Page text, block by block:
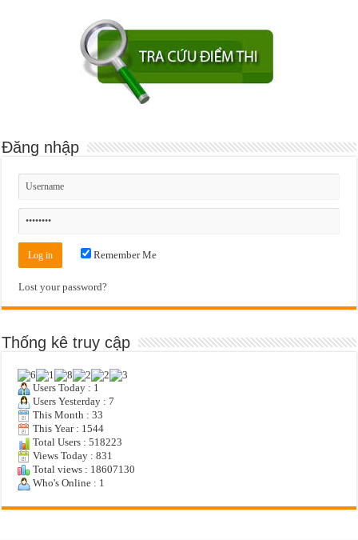
Đăng nhập
Remember Me
Lost your password?
Thống kê truy cập
Users Today : 1
Users Yesterday : 7
This Month : 33
This Year : 1544
Total Users : 518223
Views Today : 831
Total views : 18607130
Who's Online : 1